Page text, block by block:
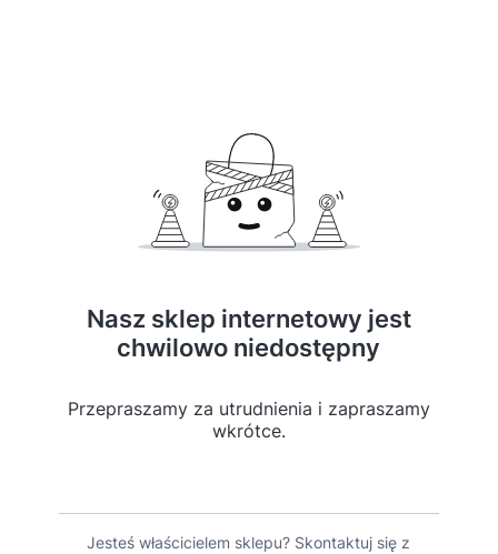
Nasz sklep internetowy jest
chwilowo niedostępny
Przepraszamy za utrudnienia i zapraszamy
wkrótce.
Jesteś właścicielem sklepu? Skontaktuj się z